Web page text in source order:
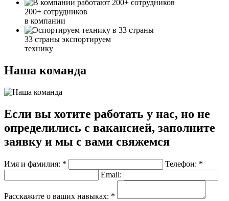
200+ сотрудников
в компании
33 страны экспортируем
технику
Наша команда
Если вы хотите работать у нас, но не
определились с вакансией, заполните
заявку и мы с вами свяжемся
Имя и фамилия: *
Телефон: *
Email:
Расскажите о ваших навыках: *